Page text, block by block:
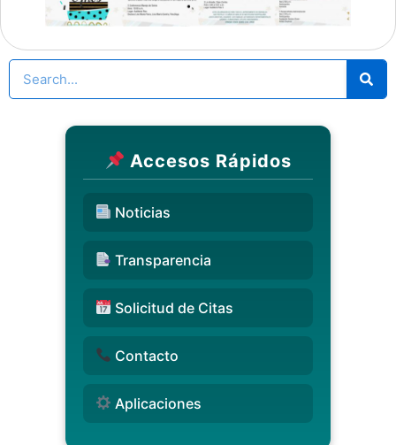
Accesos Rápidos
Noticias
Transparencia
Solicitud de Citas
Contacto
Aplicaciones